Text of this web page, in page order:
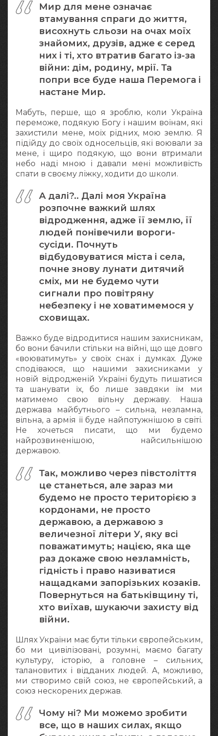
Мир для мене означає
втамування спраги до життя,
висохнуть сльози на очах моїх
знайомих, друзів, адже є серед
них і ті, хто втратив багато із-за
війни: дім, родину, мрії. Та
попри все буде наша Перемога і
настане Мир.
Мабуть, перше, що я зроблю, коли Україна
переможе, подякую Богу і нашим воїнам, які
захистили мене, моїх рідних, мою землю. Я
підійду до своїх односельців, які воювали за
мене, і щиро подякую, що вони втримали
небо наді мною і давали мені можливість
спати в своєму ліжку, ходити до школи.
А далі?.. Далі моя Україна
розпочне важкий шлях
відродження, адже її землю, її
людей понівечили вороги-
сусіди. Почнуть
відбудовуватися міста і села,
почне знову лунати дитячий
сміх, ми не будемо чути
сигнали про повітряну
небезпеку і не ховатимемося у
сховищах.
Важко буде відродитися нашим захисникам,
бо вони бачили стільки на війні, що ще довго
«воюватимуть» у своїх снах і думках. Дуже
сподіваюся, що нашими захисниками у
новій відродженій Україні будуть пишатися
та шанувати їх, бо лише завдяки їм ми
матимемо свою вільну державу. Наша
держава майбутнього – сильна, незламна,
вільна, а армія її буде найпотужнішою в світі.
Не хочеться писати, що ми будемо
найрозвиненішою, найсильнішою
державою.
Так, можливо через півстоліття
це станеться, але зараз ми
будемо не просто територією з
кордонами, не просто
державою, а державою з
величезної літери У, яку всі
поважатимуть; нацією, яка ще
раз докаже свою незламність,
гідність і право називатися
нащадками запорізьких козаків.
Повернуться на батьківщину ті,
хто виїхав, шукаючи захисту від
війни.
Шлях України має бути тільки європейським,
бо ми цивілізовані, розумні, маємо багату
культуру, історію, а головне – сильних,
талановитих і відданих людей. А, можливо,
ми створимо свій союз, не європейський, а
союз нескорених держав.
Чому ні? Ми можемо зробити
все, що в наших силах, якщо